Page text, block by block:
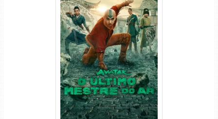
Avatar: O Último Mestre do
Ar 2ª Temporada Torrent
(2026) WEB-DL 1080p Dual
Áudio